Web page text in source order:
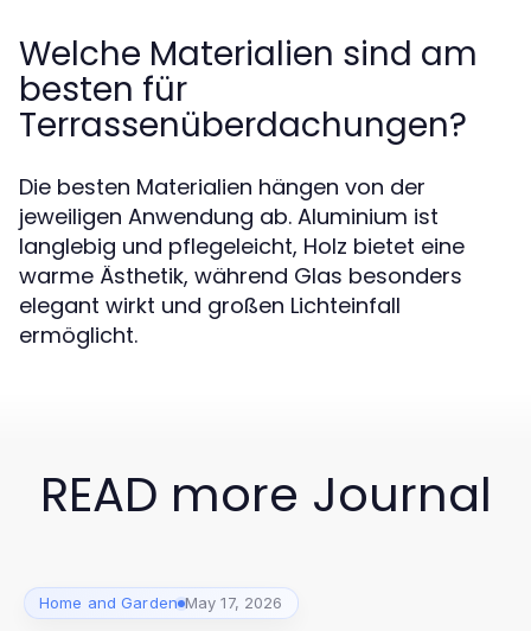
Welche Materialien sind am
besten für
Terrassenüberdachungen?
Die besten Materialien hängen von der
jeweiligen Anwendung ab. Aluminium ist
langlebig und pflegeleicht, Holz bietet eine
warme Ästhetik, während Glas besonders
elegant wirkt und großen Lichteinfall
ermöglicht.
READ more Journal
Home and Garden May 17, 2026